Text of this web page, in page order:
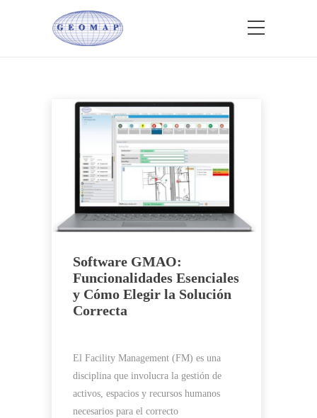
Software GMAO:
Funcionalidades Esenciales
y Cómo Elegir la Solución
Correcta
El Facility Management (FM) es una
disciplina que involucra la gestión de
activos, espacios y recursos humanos
necesarios para el correcto